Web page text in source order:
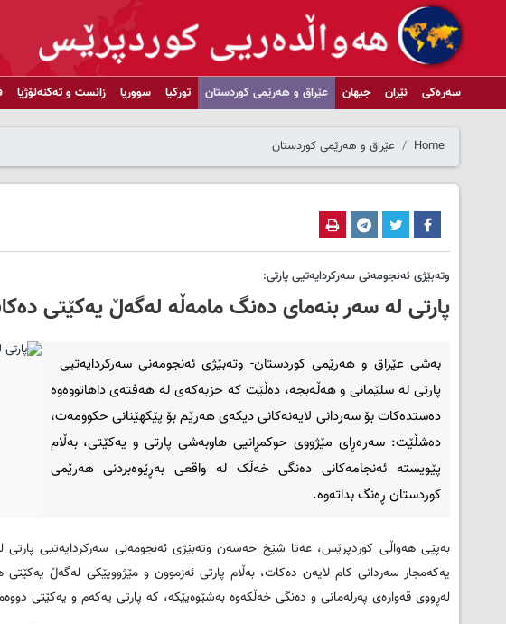
سەرەکی ئێران جیهان عێراق و هەرێمی کوردستان تورکیا سووریا زانست و تەکنەلۆژیا
Home عێراق و هەرێمی کوردستان
وتەبێژی ئەنجومەنی سەركردایەتیی پارتی:
پارتی لە سەر بنەمای دەنگ مامەڵە لەگەڵ یەكێتی
بەشی عێراق و هەرێمی کوردستان- وتەبێژی ئەنجومەنی سەركردایەتیی
پارتی لە سلێمانی و هەڵەبجە، دەڵێت كە حزبەكەی لە هەفتەی داهاتووەوە
دەستدەكات بۆ سەردانی لایەنەكانی دیكەی هەرێم بۆ پێكهێنانی حكوومەت،
دەشڵێت: سەرەڕای مێژووی حوكمڕانیی هاوبەشی پارتی و یەكێتی، بەڵام
پێویستە ئەنجامەكانی دەنگی خەڵک لە واقعی بەڕێوەبردنی هەرێمی
كوردستان ڕەنگ بداتەوە.
بەپێی هەواڵی کوردپرێس، عەتا شێخ حەسەن وتەبێژی ئەنجومەنی سەركردایەتیی پارتی
یەكەمجار سەردانی كام لایەن دەكات، بەڵام پارتی ئەزموون و مێژوویێکی لەگەڵ
لەڕووی قەوارەی پەرلەمانی و دەنگی خەڵكەوە بەشێوەیێكە، كە پارتی یەكەم و یەكێتی